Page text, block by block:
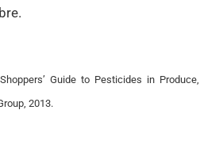
Guide to Pesticides in Produce,
2013.